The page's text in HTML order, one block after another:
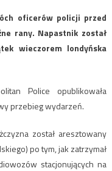
oficerów policji przed
rany. Napastnik został
wieczorem londyńska
Police opublikowała
przebieg wydarzeń.
został aresztowany
po tym, jak zatrzymał
stacjonujących na